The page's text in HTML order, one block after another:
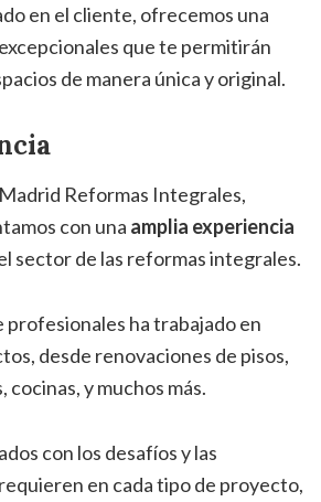
en el cliente, ofrecemos una
que te permitirán
de manera única y original.
Reformas Integrales,
con una amplia experiencia
sector de las reformas integrales.
ha trabajado en
desde renovaciones de pisos,
cocinas, y muchos más.
con los desafíos y las
en cada tipo de proyecto,